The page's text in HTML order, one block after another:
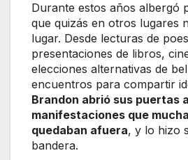
Durante estos años albergó
que quizás en otros lugares
lugar. Desde lecturas de
presentaciones de libros,
elecciones alternativas de
encuentros para compartir
Brandon abrió sus puertas a
manifestaciones que
quedaban afuera, y lo hizo
bandera.